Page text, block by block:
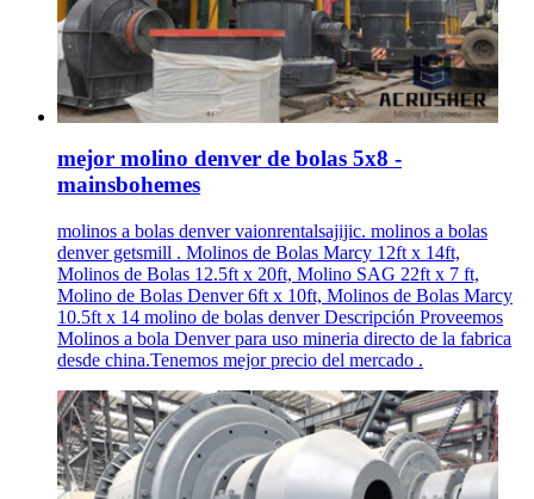
mejor molino denver de bolas 5x8 -
mainsbohemes
molinos a bolas denver vaionrentalsajijic. molinos a bolas
denver getsmill . Molinos de Bolas Marcy 12ft x 14ft,
Molinos de Bolas 12.5ft x 20ft, Molino SAG 22ft x 7 ft,
Molino de Bolas Denver 6ft x 10ft, Molinos de Bolas Marcy
10.5ft x 14 molino de bolas denver Descripción Proveemos
Molinos a bola Denver para uso mineria directo de la fabrica
desde china.Tenemos mejor precio del mercado .